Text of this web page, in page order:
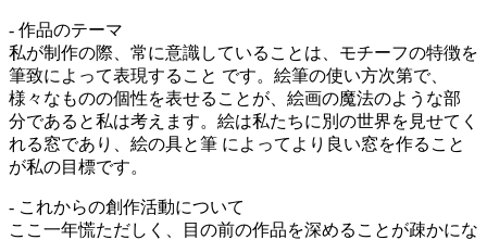
- 作品のテーマ
私が制作の際、常に意識していることは、モチーフの特徴を
筆致によって表現すること です。絵筆の使い方次第で、
様々なものの個性を表せることが、絵画の魔法のような部
分であると私は考えます。絵は私たちに別の世界を見せてく
れる窓であり、絵の具と筆 によってより良い窓を作ること
が私の目標です。
- これからの創作活動について
ここ一年慌ただしく、目の前の作品を深めることが疎かにな